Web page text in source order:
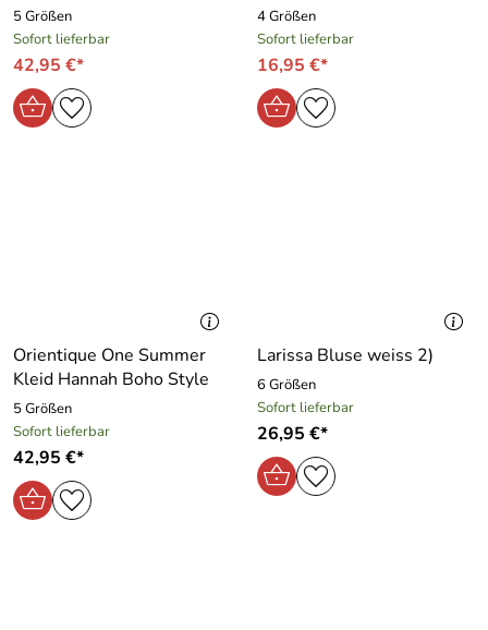
5 Größen
Sofort lieferbar
42,95 €*
4 Größen
Sofort lieferbar
16,95 €*
Orientique One Summer
Kleid Hannah Boho Style
5 Größen
Sofort lieferbar
42,95 €*
Larissa Bluse weiss 2)
6 Größen
Sofort lieferbar
26,95 €*